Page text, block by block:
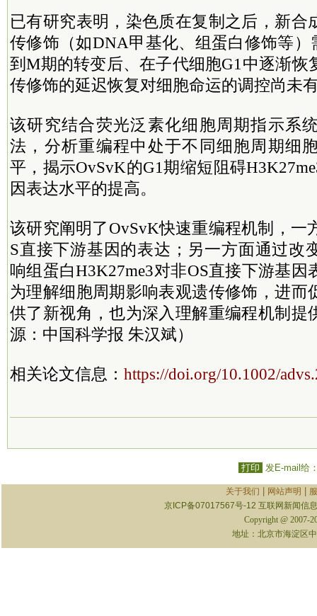
已有研究表明，染色质在复制之后，新合
传修饰（如DNA甲基化、组蛋白修饰等）
到M期的转变后、在子代细胞G1中逐渐恢
传修饰的延迟恢复对细胞命运的调控尚未
该研究结合荧光泛素化细胞周期指示系
法，分析重编程中处于不同细胞周期细
平，揭示OvSvK的G1期缩短阻碍
因表达水平的提高。
该研究阐明了OvSvK快速重编程机制，一
S直接下游基因的表达；另一方面通过改
响组蛋白H3K27me3对非OS直接下游基因
为理解细胞周期影响表观遗传修饰，进而
供了新视角，也为深入理解重编程机制提
源：中国科学报 朱汉斌）
相关论文信息： https://doi.org/10.1002/
打印 发E-mail给
关于我们 网站声明
京ICP备07017567号-12 互联网新闻信
Copyright @ 2007-
地址：北京市海淀区